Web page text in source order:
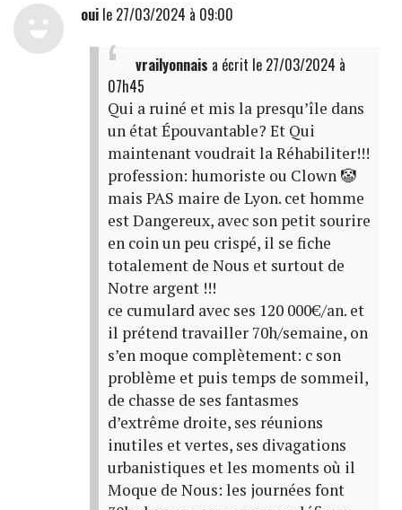
ouile 27/03/2024 à 09:00
vrailyonnais a écrit le 27/03/2024 à
07h45
Qui a ruiné et mis la presqu’île dans
un état Épouvantable? Et Qui
maintenant voudrait la Réhabiliter!!!
profession: humoriste ou Clown 🤡
mais PAS maire de Lyon. cet homme
est Dangereux, avec son petit sourire
en coin un peu crispé, il se fiche
totalement de Nous et surtout de
Notre argent !!!
ce cumulard avec ses 120 000€/an. et
il prétend travailler 70h/semaine, on
s’en moque complètement: c son
problème et puis temps de sommeil,
de chasse de ses fantasmes
d’extrême droite, ses réunions
inutiles et vertes, ses divagations
urbanistiques et les moments où il
Moque de Nous: les journées font